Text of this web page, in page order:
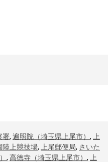
署, 遍照院（埼玉県上尾市） ,
上
陸上競技場, 上尾郵便局, さいた
, 高徳寺（埼玉県上尾市） ,
上